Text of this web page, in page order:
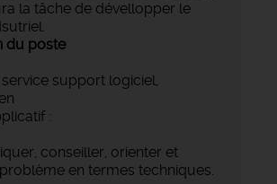
la tâche de dévellopper le
du poste
support logiciel,
:
conseiller, orienter et
en termes techniques.